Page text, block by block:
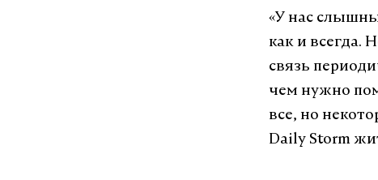
«У нас
как и всегда.
связь
чем нужно
все, но
Daily Storm